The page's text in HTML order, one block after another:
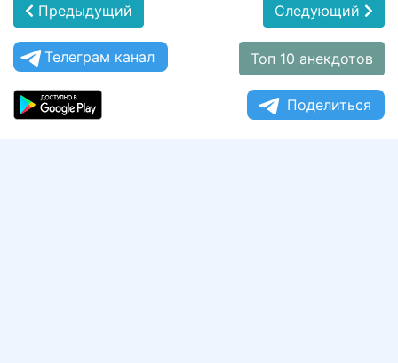
Предыдущий Следующий
Телеграм канал Топ 10 анекдотов
Поделиться